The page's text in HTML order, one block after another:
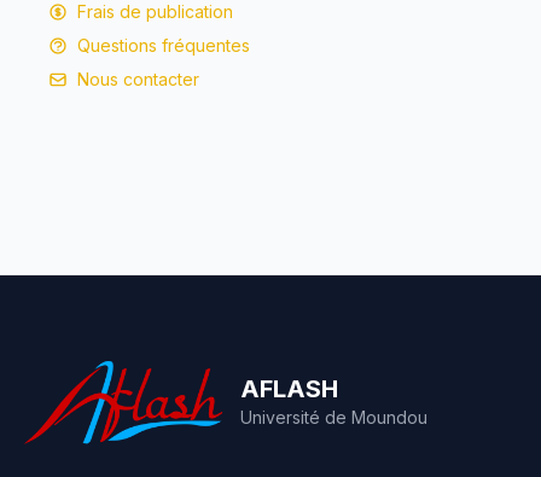
Frais de publication
Questions fréquentes
Nous contacter
AFLASH
Université de Moundou